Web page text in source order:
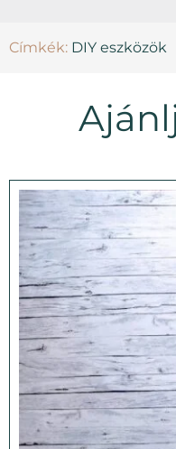
Címkék: DIY eszközök